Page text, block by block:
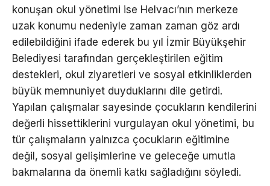
konuşan okul yönetimi ise Helvacı’nın merkeze
uzak konumu nedeniyle zaman zaman göz ardı
edilebildiğini ifade ederek bu yıl İzmir Büyükşehir
Belediyesi tarafından gerçekleştirilen eğitim
destekleri, okul ziyaretleri ve sosyal etkinliklerden
büyük memnuniyet duyduklarını dile getirdi.
Yapılan çalışmalar sayesinde çocukların kendilerini
değerli hissettiklerini vurgulayan okul yönetimi, bu
tür çalışmaların yalnızca çocukların eğitimine
değil, sosyal gelişimlerine ve geleceğe umutla
bakmalarına da önemli katkı sağladığını söyledi.